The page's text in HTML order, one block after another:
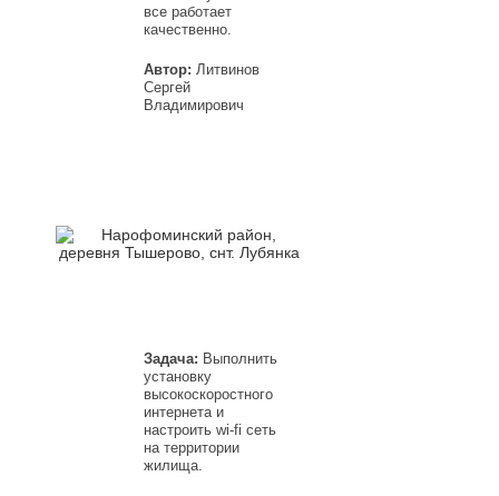
все работает
качественно.
Автор: Литвинов
Сергей
Владимирович
Задача: Выполнить
установку
высокоскоростного
интернета и
настроить wi-fi сеть
на территории
жилища.